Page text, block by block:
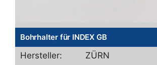
Bohrhalter für INDEX GB
Hersteller: ZÜRN